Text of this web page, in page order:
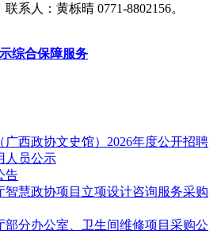
系人：黄栎晴 0771-8802156。
综合保障服务
广西政协文史馆）2026年度公开招聘
人员公示
告
智慧政协项目立项设计咨询服务采购
部分办公室、卫生间维修项目采购公